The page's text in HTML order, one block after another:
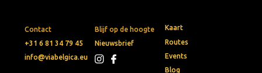
Contact
+31 6 81 34 79 45
info@viabelgica.eu
Blijf op de hoogte
Nieuwsbrief
Kaart
Routes
Events
Blog